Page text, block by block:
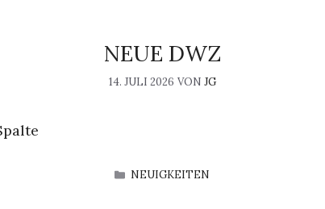
NEUE DWZ
14. JULI 2026 VON JG
KATEGORIEN
NEUIGKEITEN